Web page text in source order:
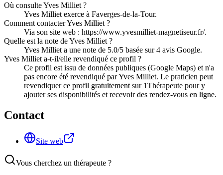
Où consulte Yves Milliet ?
Yves Milliet exerce à Faverges-de-la-Tour.
Comment contacter Yves Milliet ?
Via son site web : https://www.yvesmilliet-magnetiseur.fr/.
Quelle est la note de Yves Milliet ?
Yves Milliet a une note de 5.0/5 basée sur 4 avis Google.
Yves Milliet a-t-il/elle revendiqué ce profil ?
Ce profil est issu de données publiques (Google Maps) et n'a
pas encore été revendiqué par Yves Milliet. Le praticien peut
revendiquer ce profil gratuitement sur 1Thérapeute pour y
ajouter ses disponibilités et recevoir des rendez-vous en ligne.
Contact
Site web
Vous cherchez un thérapeute ?